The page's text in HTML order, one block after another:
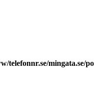
telefonnr.se/mingata.se/